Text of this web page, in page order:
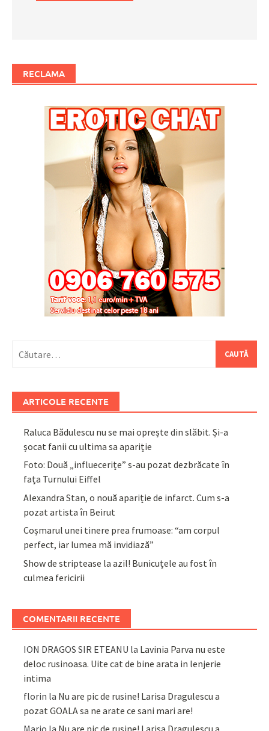
RECLAMA
după:
ARTICOLE RECENTE
Raluca Bădulescu nu se mai oprește din slăbit. Și-a
șocat fanii cu ultima sa apariție
Foto: Două „influecerițe” s-au pozat dezbrăcate în
fața Turnului Eiffel
Alexandra Stan, o nouă apariție de infarct. Cum s-a
pozat artista în Beirut
Coșmarul unei tinere prea frumoase: “am corpul
perfect, iar lumea mă invidiază”
Show de striptease la azil! Bunicuțele au fost în
culmea fericirii
COMENTARII RECENTE
ION DRAGOS SIR ETEANU la Lavinia Parva nu este
deloc rusinoasa. Uite cat de bine arata in lenjerie
intima
florin la Nu are pic de rusine! Larisa Dragulescu a
pozat GOALA sa ne arate ce sani mari are!